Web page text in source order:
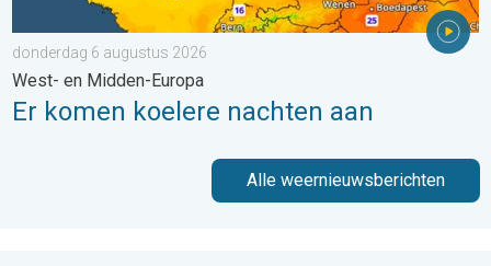
donderdag 6 augustus 2026
West- en Midden-Europa
Er komen koelere nachten aan
Alle weernieuwsberichten